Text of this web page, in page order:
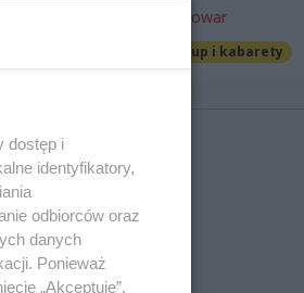
Scena Dekadencja Nowy Browar
Stand-up i kabarety
dostęp i
identyfikatory,
odbiorców oraz
danych
Ponieważ
„Akceptuję”.